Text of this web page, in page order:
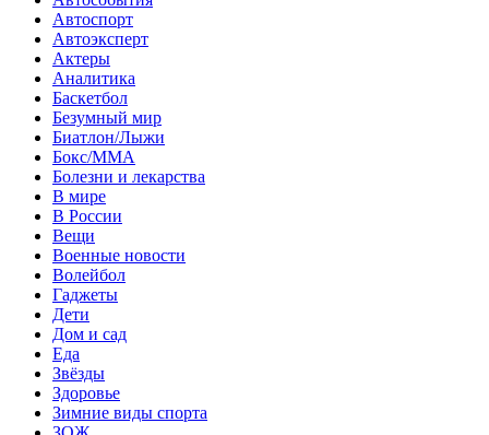
Автоспорт
Автоэксперт
Актеры
Аналитика
Баскетбол
Безумный мир
Биатлон/Лыжи
Бокс/MMA
Болезни и лекарства
В мире
В России
Вещи
Военные новости
Волейбол
Гаджеты
Дети
Дом и сад
Еда
Звёзды
Здоровье
Зимние виды спорта